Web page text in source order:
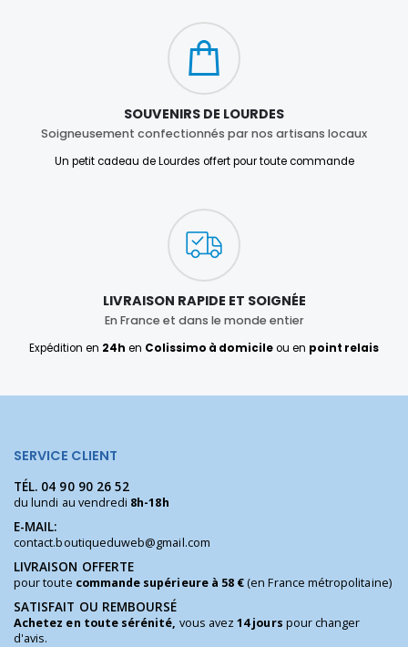
SOUVENIRS DE LOURDES
Soigneusement confectionnés par nos artisans locaux
Un petit cadeau de Lourdes offert pour toute commande
LIVRAISON RAPIDE ET SOIGNÉE
En France et dans le monde entier
Expédition en 24h en Colissimo à domicileou en point relais
SERVICE CLIENT
TÉL. 04 90 90 26 52
du lundi au vendredi 8h-18h
E-MAIL:
contact.boutiqueduweb@gmail.com
LIVRAISON OFFERTE
pour toute commande supérieure à 58 €(en France métropolitaine)
SATISFAIT OU REMBOURSÉ
Achetez en toute sérénité, vous avez14 jours pour changer
d'avis.